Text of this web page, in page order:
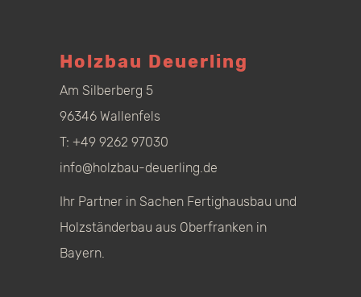
Holzbau Deuerling
Am Silberberg 5
96346 Wallenfels
T: +49 9262 97030
info@holzbau-deuerling.de
Ihr Partner in Sachen Fertighausbau und
Holzständerbau aus Oberfranken in
Bayern.